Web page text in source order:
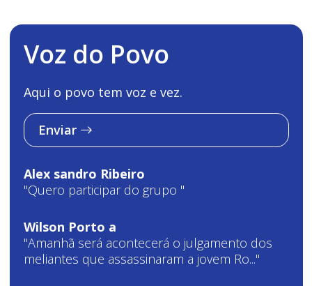
Voz do Povo
Aqui o povo tem voz e vez.
Enviar
Alex sandro Ribeiro
"Quero participar do grupo "
Wilson Porto a
"Amanhã será acontecerá o julgamento dos
meliantes que assassinaram a jovem Ro..."